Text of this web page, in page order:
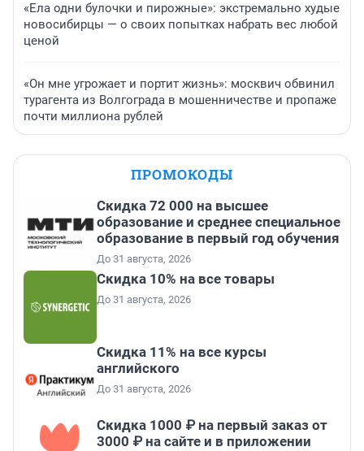
«Ела одни булочки и пирожные»: экстремально худые
новосибирцы — о своих попытках набрать вес любой
ценой
«Он мне угрожает и портит жизнь»: москвич обвинил
турагента из Волгограда в мошенничестве и пропаже
почти миллиона рублей
ПРОМОКОДЫ
Скидка 72 000 на высшее
образование и среднее специальное
образование в первый год обучения
До 31 августа, 2026
Скидка 10% на все товары
До 31 августа, 2026
Скидка 11% на все курсы
английского
До 31 августа, 2026
Скидка 1000 ₽ на первый заказ от
3000 ₽ на сайте и в приложении